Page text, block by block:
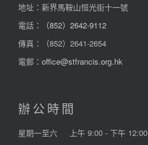
地址：新界馬鞍山恒光街十一號
電話：
（852）2642-9112
傳真：（852）2641-2654
電郵： office@stfrancis.org.hk
辦公時間
星期一至六 上午 9:00 - 下午 12:00